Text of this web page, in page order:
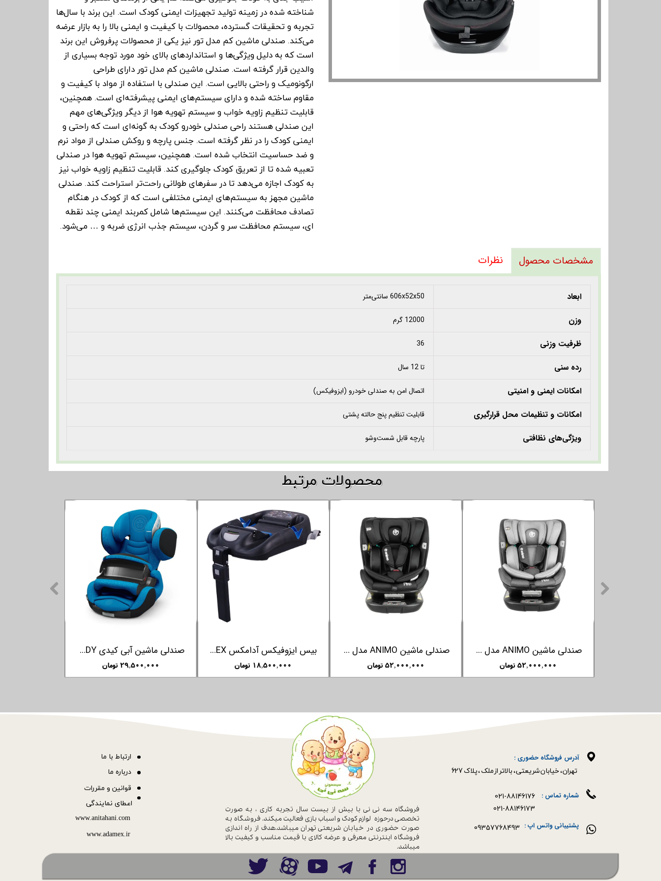
شناخته شده در زمینه تولید تجهیزات ایمنی کودک است. این برند با سال‌ها
تجربه و تحقیقات گسترده، محصولات با کیفیت و ایمنی بالا را به بازار عرضه
می‌کند. صندلی ماشین کم مدل تور نیز یکی از محصولات پرفروش این برند
است که به دلیل ویژگی‌ها و استانداردهای بالای خود مورد توجه بسیاری از
والدین قرار گرفته است. صندلی ماشین کم مدل تور دارای طراحی
ارگونومیک و راحتی بالایی است. این صندلی با استفاده از مواد با کیفیت و
مقاوم ساخته شده و دارای سیستم‌های ایمنی پیشرفته‌ای است. همچنین،
قابلیت تنظیم زاویه خواب و سیستم تهویه هوا از دیگر ویژگی‌های مهم
این صندلی هستند راحی صندلی خودرو کودک به گونه‌ای است که راحتی و
ایمنی کودک را در نظر گرفته است. جنس پارچه و روکش صندلی از مواد نرم
و ضد حساسیت انتخاب شده است. همچنین، سیستم تهویه هوا در صندلی
تعبیه شده تا از تعریق کودک جلوگیری کند. قابلیت تنظیم زاویه خواب نیز
به کودک اجازه می‌دهد تا در سفرهای طولانی راحت‌تر استراحت کند. صندلی
ماشین مجهز به سیستم‌های ایمنی مختلفی است که از کودک در هنگام
تصادف محافظت می‌کنند. این سیستم‌ها شامل کمربند ایمنی چند نقطه
ای، سیستم محافظت سر و گردن، سیستم جذب انرژی ضربه و … می‌شود.
مشخصات محصول نظرات
ابعاد 606x52x50 سانتی‌متر
وزن 12000 گرم
ظرفیت وزنی 36
رده سنی تا 12 سال
امکانات ایمنی و امنیتی اتصال امن به صندلی خودرو (ایزوفیکس)
امکانات و تنظیمات محل قرارگیری قابلیت تنظیم پنج حالته پشتی
ویژگی‌های نظافتی پارچه قابل شست‌وشو
بیس ایزوفیکس آدامکس ADAMEX
۱۸,۵۰۰,۰۰۰ تومان
صندلی ماشین ANIMO مدل Pino رنگ مشکی
۵۲,۰۰۰,۰۰۰ تومان
صندلی ماشین ANIMO مدل Pino رنگ طوسی تیره
۵۲,۰۰۰,۰۰۰ تومان
صندلی ماشین ANIMO مدل Pino رنگ سبز
۵۹,۰۰۰,۰۰۰ تومان
​​محصولات مرتبط
021-88146176
آدرس فروشگاه حضوری :
​​​​​​​تهران ، خیابان شریعتی ، بالاتر از ملک ، پلاک 627​​​​​​​
قوانین و مقررات
ارتباط با ما
09357768493
درباره ما
اعطای نمایندگی
www.anitahani.com
www.ada​​​​​​​mex.ir
فروشگاه سه نی نی با بیش از بیست سال تجربه کاری ، به صورت
تخصصی درحوزه لوازم کودک و اسباب بازی فعالیت میکند. فروشگاه به
صورت حضوری در خیابان شریعتی تهران میباشد.هدف از راه اندازی
فروشگاه اینترنتی معرفی و عرضه کالای با قیمت مناسب و کیفیت بالا
میباشد.
شماره تماس :
پشتیبانی واتس اپ :